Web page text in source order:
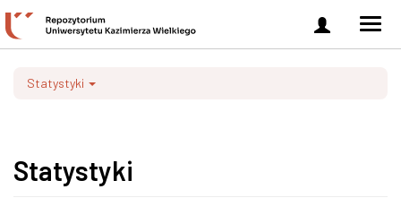
Zaloguj
się
Statystyki
Statystyki